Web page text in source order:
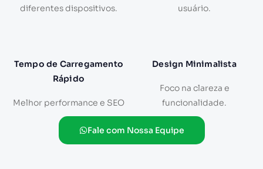
diferentes dispositivos.
usuário.
Tempo de Carregamento
Rápido
Melhor performance e SEO
Design Minimalista
Foco na clareza e
funcionalidade.
Fale com Nossa Equipe